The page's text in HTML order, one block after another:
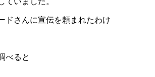
ドさんに宣伝を頼まれたわけ
べると